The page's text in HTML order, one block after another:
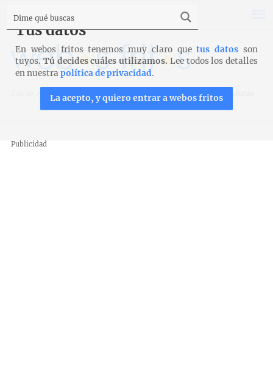
Recetas Carnes y aves Rollitos de pollo con verduras
Publicidad
Tus datos
En webos fritos tenemos muy claro quetus datos son
tuyos. Tú decides cuáles utilizamos. Lee todos los detalles
en nuestrapolítica de privacidad.
La acepto, y quiero entrar a webos fritos